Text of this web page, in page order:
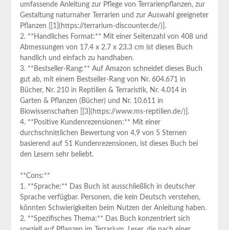
umfassende Anleitung⁢ zur Pflege von Terrarienpflanzen, zur
Gestaltung naturnaher⁣ Terrarien ⁣und zur Auswahl geeigneter
Pflanzen [[1](https://terrarium-discounter.de/)].
2.⁣ **Handliches Format:** Mit einer Seitenzahl von⁢ 408 und
Abmessungen von 17.4 x 2.7 x ‌23.3 cm ist dieses Buch⁤
handlich und einfach zu handhaben.
3. **Bestseller-Rang:** Auf Amazon schneidet ​dieses Buch
gut ab, mit einem Bestseller-Rang⁤ von Nr. 604.671 in
Bücher, ‍Nr. ​210 in Reptilien & Terraristik, Nr.‍ 4.014⁢ in
‌Garten & Pflanzen (Bücher) und Nr. ⁢10.611 in
Biowissenschaften [[3](https://www.ms-reptilien.de/)].
4.⁤ **Positive Kundenrezensionen:** Mit einer
durchschnittlichen Bewertung ⁤von 4,9 von 5 Sternen
basierend auf 51 Kundenrezensionen, ist dieses Buch ​bei
den Lesern‍ sehr beliebt.
**Cons:**
1. **Sprache:** Das Buch ist ausschließlich in deutscher
Sprache verfügbar. Personen, die kein‌ Deutsch verstehen,
könnten Schwierigkeiten beim Nutzen der Anleitung haben.
2. **Spezifisches Thema:** Das Buch konzentriert sich